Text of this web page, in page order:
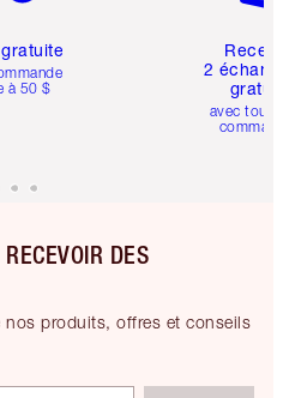
à 50 $
2
avec
DES
nos produits, offres et conseils